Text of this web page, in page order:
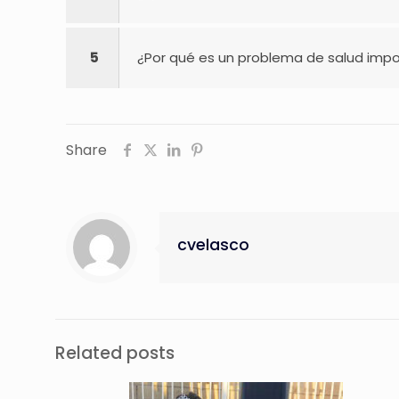
5 ¿Por qué es un problema de salud
Share
cvelasco
Related posts